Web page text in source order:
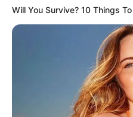
Câmara dos
quinquênios,
entram no
FNARAS em
promulgar
mobilização.
Will You Survive? 10 Things